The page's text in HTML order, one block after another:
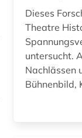
Dieses
Theatre
untersucht.
Nachlässen
Bühnenbild,